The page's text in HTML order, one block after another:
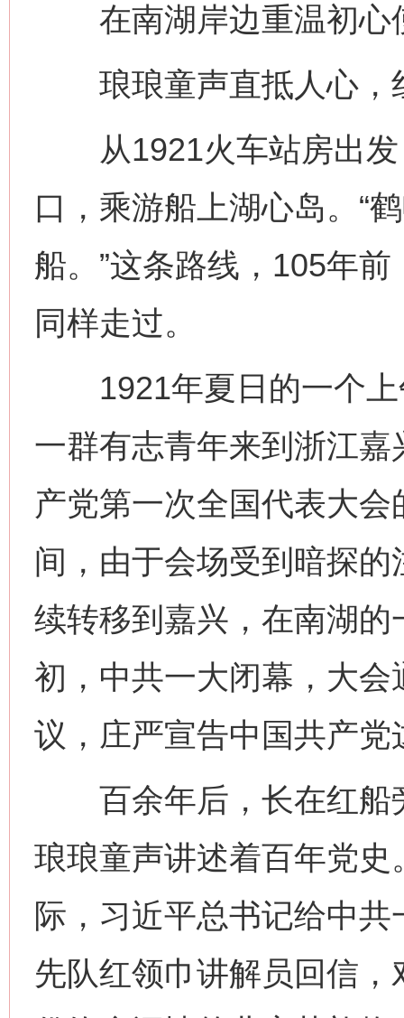
在南湖岸边重温初
琅琅童声直抵人心，
从1921火车站房出发
口，乘游船上湖心岛。“
船。”这条路线，105年
同样走过。
1921年夏日的一个上
一群有志青年来到浙江
产党第一次全国代表大
间，由于会场受到暗探
续转移到嘉兴，在南湖
初，中共一大闭幕，大
议，庄严宣告中国共产
百余年后，长在红船
琅琅童声讲述着百年党史
际，习近平总书记给中
先队红领巾讲解员回信